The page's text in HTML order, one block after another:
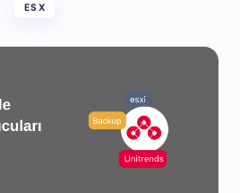
ESX